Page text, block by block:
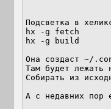
Подсветка в
hx -g fetch
hx -g build
Она создаст ~/
Там будет лежать
Собирать из
А с недавних пор